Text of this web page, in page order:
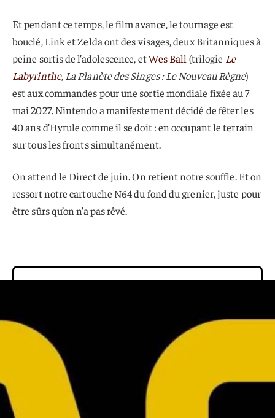
Et pendant ce temps, le film avance, le tournage est
bouclé, Link et Zelda ont des visages, deux Britanniques à
peine sortis de l’adolescence, etWes Ball(trilogie Le
Labyrinthe,La Planète des Singes : Le Nouveau Règne)
est aux commandes pour une sortie mondiale fixée au 7
mai 2027. Nintendo a manifestement décidé de fêter les
40 ans d’Hyrule comme il se doit : en occupant le terrain
sur tous les fronts simultanément.
On attend le Direct de juin. On retient notre souffle. Et on
ressort notre cartouche N64 du fond du grenier, juste pour
être sûrs qu’on n’a pas rêvé.